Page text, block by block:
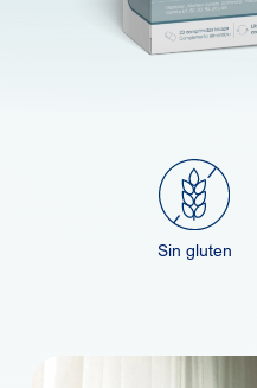
Sin gluten